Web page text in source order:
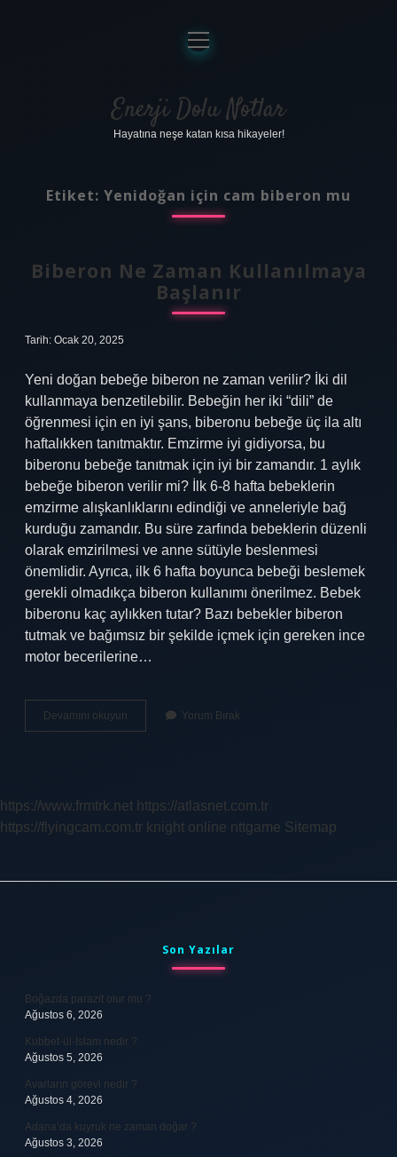
Anasayfa
Gizlilik Politikası
Yasal Uyarı
menüyü
aç
Enerji Dolu Notlar
Hayatına neşe katan kısa hikayeler!
Etiket: Yenidoğan için cam biberon mu
Biberon Ne Zaman Kullanılmaya
Başlanır
Tarih: Ocak 20, 2025
Yeni doğan bebeğe biberon ne zaman verilir? İki dil
kullanmaya benzetilebilir. Bebeğin her iki “dili” de
öğrenmesi için en iyi şans, biberonu bebeğe üç ila altı
haftalıkken tanıtmaktır. Emzirme iyi gidiyorsa, bu
biberonu bebeğe tanıtmak için iyi bir zamandır. 1 aylık
bebeğe biberon verilir mi? İlk 6-8 hafta bebeklerin
emzirme alışkanlıklarını edindiği ve anneleriyle bağ
kurduğu zamandır. Bu süre zarfında bebeklerin düzenli
olarak emzirilmesi ve anne sütüyle beslenmesi
önemlidir. Ayrıca, ilk 6 hafta boyunca bebeği beslemek
gerekli olmadıkça biberon kullanımı önerilmez. Bebek
biberonu kaç aylıkken tutar? Bazı bebekler biberon
tutmak ve bağımsız bir şekilde içmek için gereken ince
motor becerilerine…
Devamını okuyun
Ne
Yorum Bırak
https://www.frmtrk.net https://atlasnet.com.tr
https://flyingcam.com.tr knight online nttgame Sitemap
Son Yazılar
Boğazda parazit olur mu ?
Ağustos 6, 2026
Kubbet-ül-İslam nedir ?
Ağustos 5, 2026
Avarların görevi nedir ?
Ağustos 4, 2026
Adana’da kuyruk ne zaman doğar ?
Ağustos 3, 2026